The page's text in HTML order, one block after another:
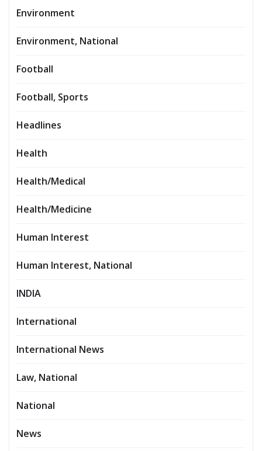
Environment
Environment, National
Football
Football, Sports
Headlines
Health
Health/Medical
Health/Medicine
Human Interest
Human Interest, National
INDIA
International
International News
Law, National
National
News